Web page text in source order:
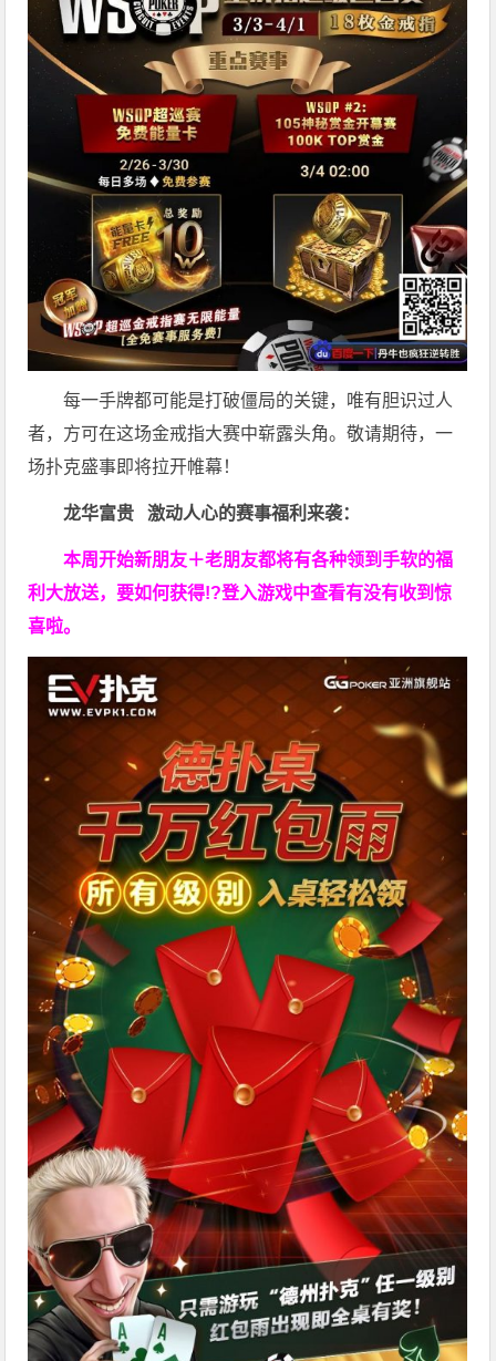
每一手牌都可能是打破僵局的关键，唯有胆识过人
者，方可在这场金戒指大赛中崭露头角。敬请期待，一
场扑克盛事即将拉开帷幕！
龙华富贵 激动人心的赛事福利来袭：
本周开始新朋友＋老朋友都将有各种领到手软的福
利大放送，要如何获得!?登入游戏中查看有没有收到惊
喜啦。